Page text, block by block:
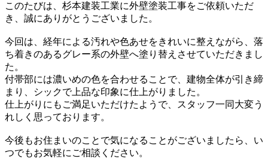
このたびは、杉本建装工業に外壁塗装工事をご依頼いただ
き、誠にありがとうございました。
今回は、経年による汚れや色あせをきれいに整えながら、落
ち着きのあるグレー系の外壁へ塗り替えさせていただきまし
た。
付帯部には濃いめの色を合わせることで、建物全体が引き締
まり、シックで上品な印象に仕上がりました。
仕上がりにもご満足いただけたようで、スタッフ一同大変う
れしく思っております。
今後もお住まいのことで気になることがございましたら、い
つでもお気軽にご相談ください。